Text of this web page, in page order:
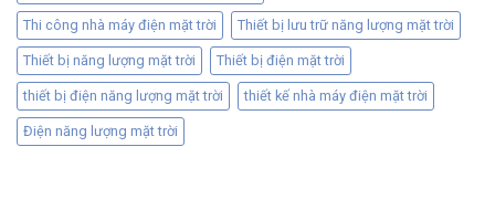
Thi công nhà máy điện mặt trời Thiết bị lưu trữ năng lượng mặt trời
Thiết bị năng lượng mặt trời Thiết bị điện mặt trời
thiết bị điện năng lượng mặt trời thiết kế nhà máy điện mặt trời
Điện năng lượng mặt trời